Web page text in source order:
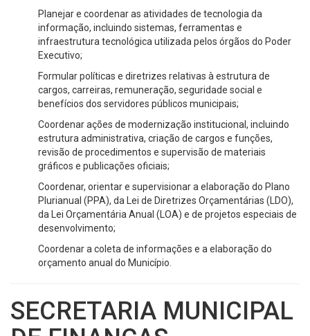
Planejar e coordenar as atividades de tecnologia da
informação, incluindo sistemas, ferramentas e
infraestrutura tecnológica utilizada pelos órgãos do Poder
Executivo;
Formular políticas e diretrizes relativas à estrutura de
cargos, carreiras, remuneração, seguridade social e
benefícios dos servidores públicos municipais;
Coordenar ações de modernização institucional, incluindo
estrutura administrativa, criação de cargos e funções,
revisão de procedimentos e supervisão de materiais
gráficos e publicações oficiais;
Coordenar, orientar e supervisionar a elaboração do Plano
Plurianual (PPA), da Lei de Diretrizes Orçamentárias (LDO),
da Lei Orçamentária Anual (LOA) e de projetos especiais de
desenvolvimento;
Coordenar a coleta de informações e a elaboração do
orçamento anual do Município.
SECRETARIA MUNICIPAL